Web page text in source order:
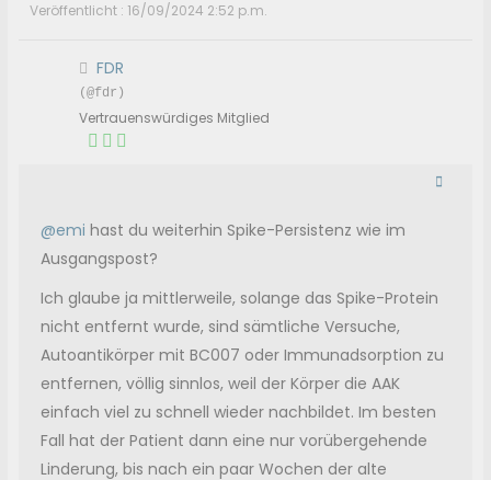
Veröffentlicht : 16/09/2024 2:52 p.m.
FDR
(@fdr)
Vertrauenswürdiges Mitglied
@emi hast du weiterhin Spike-Persistenz wie im
Ausgangspost?
Ich glaube ja mittlerweile, solange das Spike-Protein
nicht entfernt wurde, sind sämtliche Versuche,
Autoantikörper mit BC007 oder Immunadsorption zu
entfernen, völlig sinnlos, weil der Körper die AAK
einfach viel zu schnell wieder nachbildet. Im besten
Fall hat der Patient dann eine nur vorübergehende
Linderung, bis nach ein paar Wochen der alte